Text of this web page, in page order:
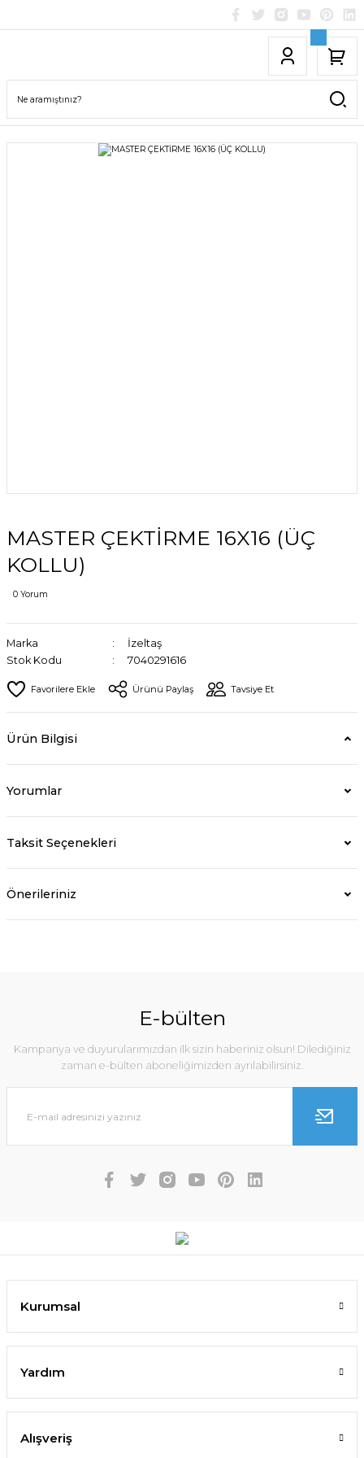
MASTER ÇEKTİRME 16X16 (ÜÇ
KOLLU)
0 Yorum
Marka
İzeltaş
Stok Kodu
7040291616
Ürünü Paylaş Tavsiye Et
Ürün Bilgisi
Yorumlar
Taksit Seçenekleri
Önerileriniz
E-bülten
Kampanya ve duyurularımızdan ilk sizin haberiniz olsun! Dilediğiniz
zaman e-bülten aboneliğimizden ayrılabilirsiniz.
Kurumsal
Yardım
Alışveriş